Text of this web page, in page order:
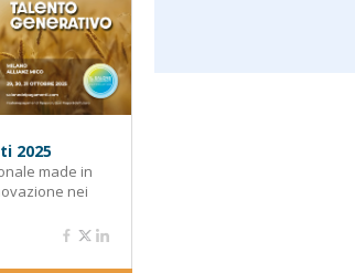
2025
made in
nei